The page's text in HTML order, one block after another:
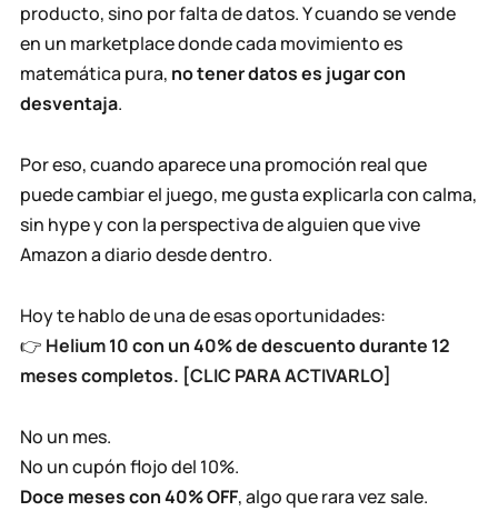
producto, sino por falta de datos. Y cuando se vende
en un marketplace donde cada movimiento es
matemática pura, no tener datos es jugar con
desventaja.
Por eso, cuando aparece una promoción real que
puede cambiar el juego, me gusta explicarla con calma,
sin hype y con la perspectiva de alguien que vive
Amazon a diario desde dentro.
Hoy te hablo de una de esas oportunidades:
👉 Helium 10 con un 40% de descuento durante 12
meses completos. [CLIC PARA ACTIVARLO]
No un mes.
No un cupón flojo del 10%.
Doce meses con 40% OFF, algo que rara vez sale.